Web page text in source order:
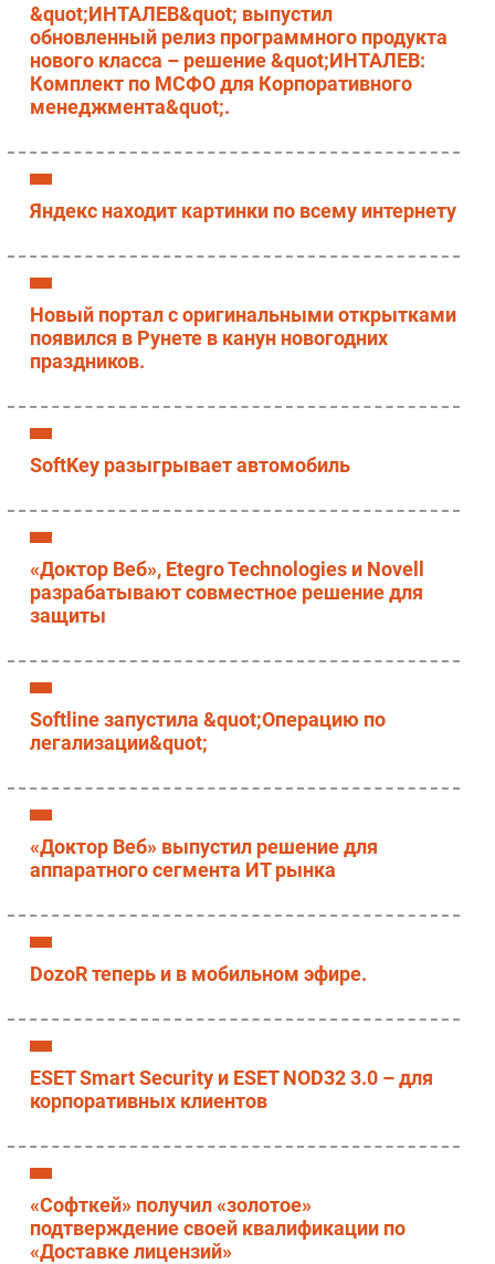
Фиксированная связь
Интеграция
Рынок ПК
Торговые сети
Оборудование
ПО
Кадры
Регулирование
Финансы
Web
Безопасность
Инновации
CIO/Управление ИТ
Здоровье
РАЗДЕЛЫ
Аналитика
Интервью
Мероприятия
IT класс
Тестовый стенд
Каталог компаний
&quot;ИНТАЛЕВ&quot; выпустил
обновленный релиз программного продукта
нового класса – решение &quot;ИНТАЛЕВ:
Комплект по МСФО для Корпоративного
менеджмента&quot;.
Яндекс находит картинки по всему интернету
Новый портал с оригинальными открытками
появился в Рунете в канун новогодних
праздников.
SoftKey разыгрывает автомобиль
«Доктор Веб», Etegro Technologies и Novell
разрабатывают совместное решение для
защиты
Softline запустила &quot;Операцию по
легализации&quot;
«Доктор Веб» выпустил решение для
аппаратного сегмента ИТ рынка
DozoR теперь и в мобильном эфире.
ESET Smart Security и ESET NOD32 3.0 – для
корпоративных клиентов
«Софткей» получил «золотое»
подтверждение своей квалификации по
«Доставке лицензий»